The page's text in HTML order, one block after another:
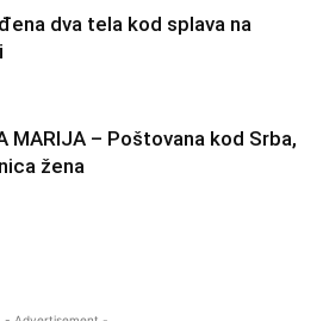
dva tela kod splava na
MARIJA – Poštovana kod Srba,
žena